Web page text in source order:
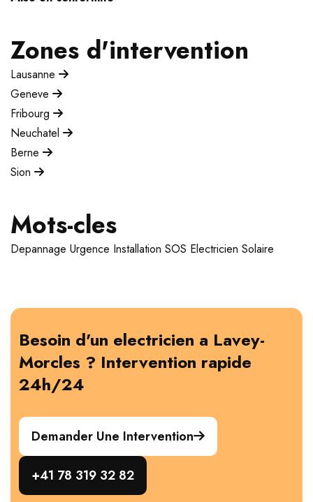
Zones d'intervention
Lausanne
Geneve
Fribourg
Neuchatel
Berne
Sion
Mots-cles
Depannage Urgence Installation SOS Electricien Solaire
Besoin d'un electricien a Lavey-
Morcles ? Intervention rapide
24h/24
Demander Une Intervention
+41 78 319 32 82